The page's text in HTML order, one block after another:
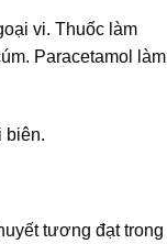
vi. Thuốc làm
Paracetamol làm
biên.
tương đạt trong